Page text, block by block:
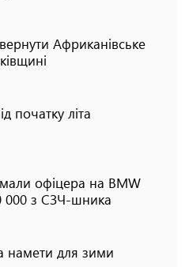
Африканівське
початку літа
офіцера на BMW
000 з СЗЧ-шника
намети для зими